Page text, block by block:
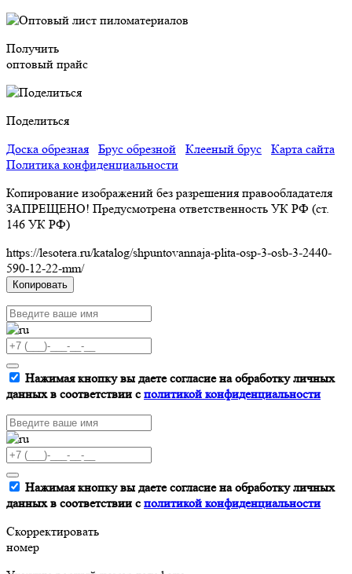
Получить
оптовый прайс
Поделиться
Доска обрезная
Брус обрезной Клееный брус
Карта сайта
Политика конфиденциальности
Копирование изображений без разрешения правообладателя
ЗАПРЕЩЕНО! Предусмотрена ответственность УК РФ (ст.
146 УК РФ)
https://lesotera.ru/katalog/shpuntovannaja-plita-osp-3-osb-3-2440-
590-12-22-mm/
Копировать
Нажимая кнопку вы даете согласие на обработку личных
данных в соответствии сполитикой конфиденциальности
Нажимая кнопку вы даете согласие на обработку личных
данных в соответствии сполитикой конфиденциальности
Скорректировать
номер